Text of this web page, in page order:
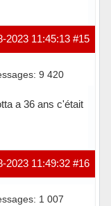
#15
2023 11:45:13
9 420
a 36 ans c'était
#16
2023 11:49:32
1 007